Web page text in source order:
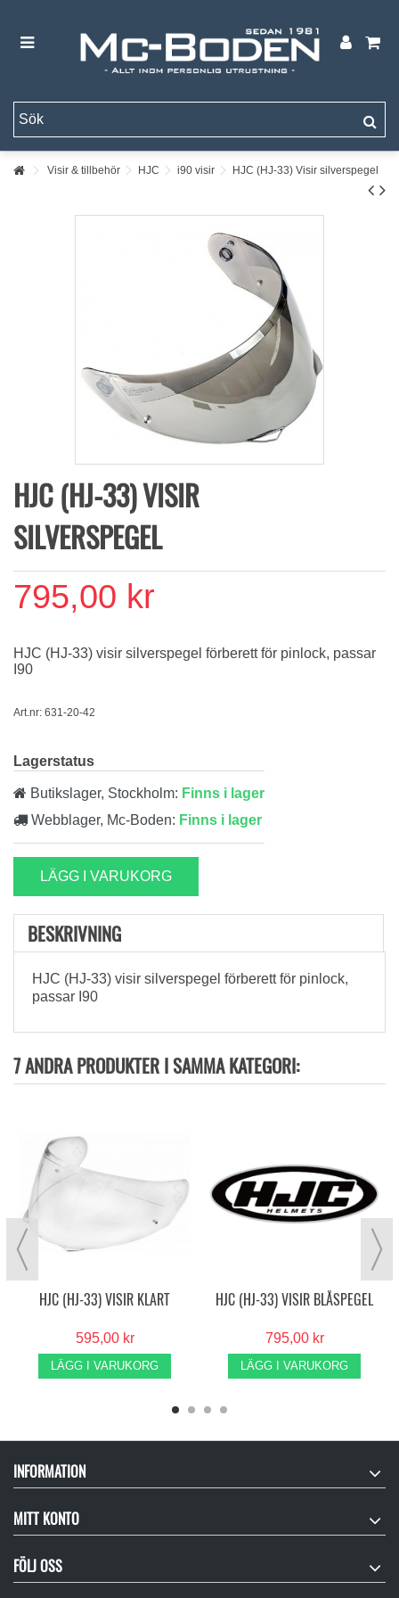
Visir & tillbehör HJC i90 visir HJC (HJ-33) Visir silverspegel
HJC (HJ-33) VISIR
SILVERSPEGEL
795,00 kr
HJC (HJ-33) visir silverspegel förberett för pinlock, passar
I90
Art.nr: 631-20-42
Lagerstatus
Butikslager, Stockholm: Finns i lager
Webblager, Mc-Boden: Finns i lager
LÄGG I VARUKORG
BESKRIVNING
HJC (HJ-33) visir silverspegel förberett för pinlock,
passar I90
7 ANDRA PRODUKTER I SAMMA KATEGORI:
HJC (HJ-33) VISIR KLART
595,00 kr
LÄGG I VARUKORG
HJC (HJ-33) VISIR BLÅSPEGEL
795,00 kr
LÄGG I VARUKORG
INFORMATION
MITT KONTO
FÖLJ OSS